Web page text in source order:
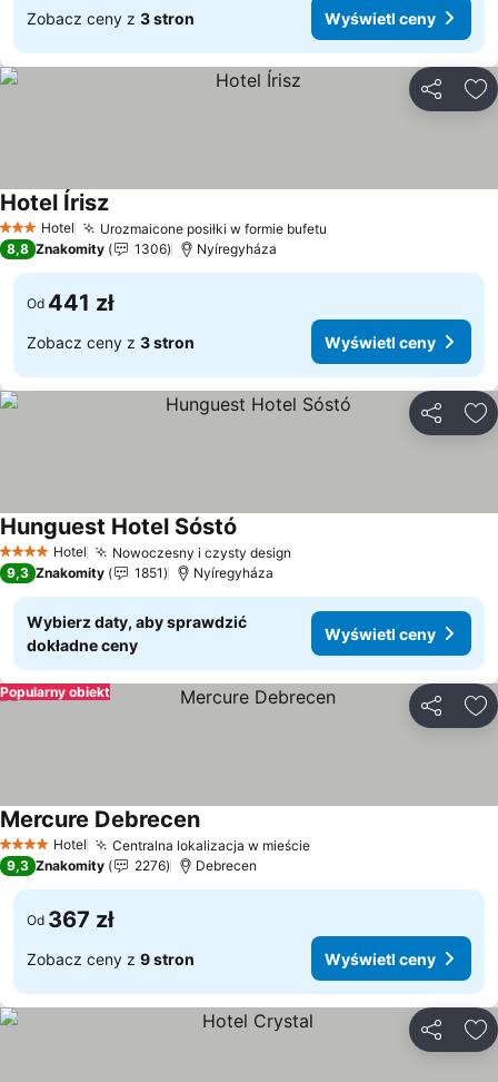
Zobacz ceny z 3 stron Wyświetl ceny
3 Kategoria
Hotel Urozmaicone posiłki w formie bufetu
Hotel ÍriszWyświetl ceny
8,8 Znakomity 1306 Nyíregyháza
Od 441 zł
Zobacz ceny z 3 stron Wyświetl ceny
4 KategoriaHotel Nowoczesny i czysty design
Hunguest Hotel Sóstó
9,3 Znakomity 1851 Nyíregyháza
Wybierz daty, aby sprawdzić
dokładne ceny
Wyświetl ceny
Popularny obiekt
4 KategoriaHotel Centralna lokalizacja w mieścieWyświetl ceny
Mercure DebrecenWyświetl ceny
9,3 Znakomity 2276 Debrecen
Od 367 zł
Zobacz ceny z 9 stron Wyświetl ceny